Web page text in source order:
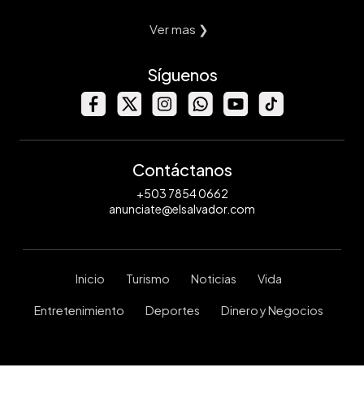
Ver mas ❯
Síguenos
Contáctanos
+503 7854 0662
anunciate@elsalvador.com
Inicio Turismo Noticias Vida
Entretenimiento Deportes Dinero y Negocios